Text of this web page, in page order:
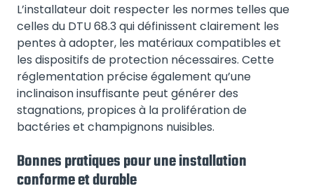
L’installateur doit respecter les normes telles que
celles du DTU 68.3 qui définissent clairement les
pentes à adopter, les matériaux compatibles et
les dispositifs de protection nécessaires. Cette
réglementation précise également qu’une
inclinaison insuffisante peut générer des
stagnations, propices à la prolifération de
bactéries et champignons nuisibles.
Bonnes pratiques pour une installation
conforme et durable